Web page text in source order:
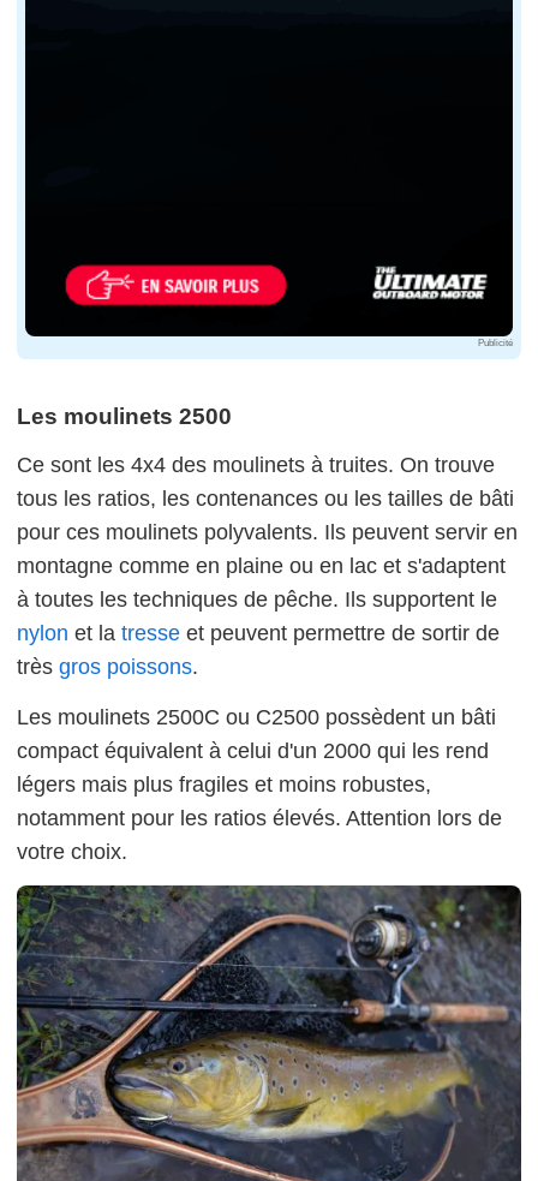
Publicité
Les moulinets 2500
Ce sont les 4x4 des moulinets à truites. On trouve
tous les ratios, les contenances ou les tailles de bâti
pour ces moulinets polyvalents. Ils peuvent servir en
montagne comme en plaine ou en lac et s'adaptent
à toutes les techniques de pêche. Ils supportent le
nylon et la tresse et peuvent permettre de sortir de
très gros poissons.
Les moulinets 2500C ou C2500 possèdent un bâti
compact équivalent à celui d'un 2000 qui les rend
légers mais plus fragiles et moins robustes,
notamment pour les ratios élevés. Attention lors de
votre choix.